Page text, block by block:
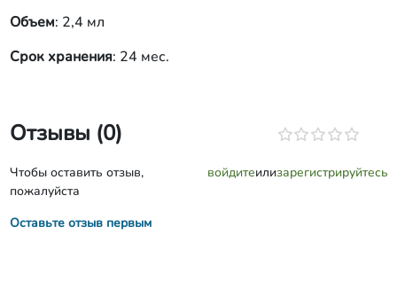
Объем: 2,4 мл
Срок хранения: 24 мес.
Отзывы (0)
Чтобы оставить отзыв,
пожалуйста
войдитеилизарегистрируйтесь
Оставьте отзыв первым